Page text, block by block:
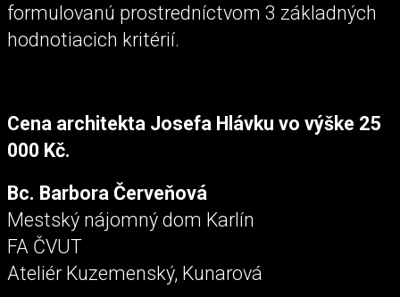
formulovanú prostredníctvom 3 základných
hodnotiacich kritérií.
Cena architekta Josefa Hlávku vo výške 25
000 Kč.
Bc. Barbora Červeňová
Mestský nájomný dom Karlín
FA ČVUT
Ateliér Kuzemenský, Kunarová